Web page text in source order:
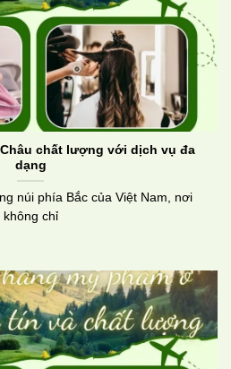
chất lượng với dịch vụ đa
dạng
núi phía Bắc của Việt Nam, nơi
không chỉ